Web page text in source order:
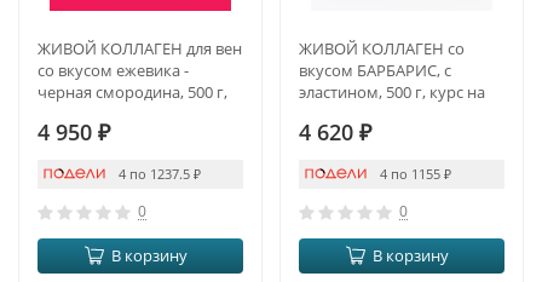
ЖИВОЙ КОЛЛАГЕН для вен
со вкусом ежевика -
черная смородина, 500 г,
4 950 ₽
4 по 1237.5 ₽
0
В корзину
ЖИВОЙ КОЛЛАГЕН со
вкусом БАРБАРИС, с
эластином, 500 г, курс на
4 620 ₽
4 по 1155 ₽
0
В корзину